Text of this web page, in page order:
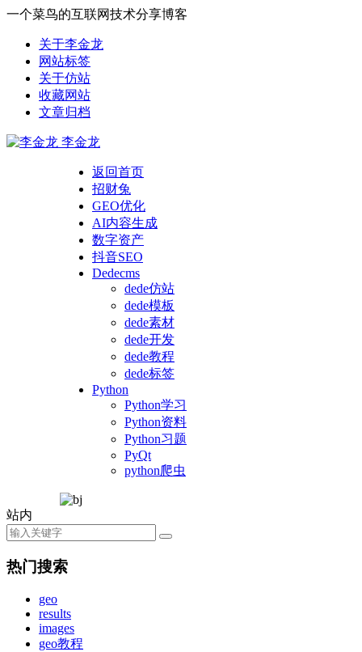
一个菜鸟的互联网技术分享博客
关于李金龙
网站标签
关于仿站
收藏网站
文章归档
李金龙
返回首页
招财兔
GEO优化
AI内容生成
数字资产
抖音SEO
Dedecms
dede仿站
dede模板
dede素材
dede开发
dede教程
dede标签
Python
Python学习
Python资料
Python习题
PyQt
python爬虫
站内
热门搜索
geo
results
images
geo教程